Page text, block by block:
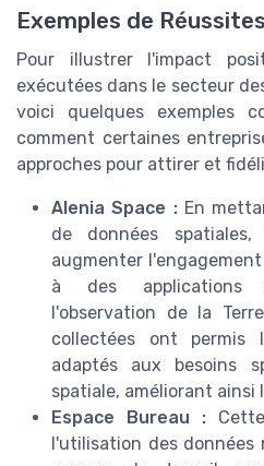
Exemples de
Pour illustrer l'impact
exécutées dans le secteur
voici quelques exemples
comment certaines
approches pour attirer et
Alenia Space :En
de données
augmenter
à des applications
l'observation de la
collectées ont permis
adaptés aux besoins
spatiale, améliorant ainsi
Espace Bureau :
l'utilisation des